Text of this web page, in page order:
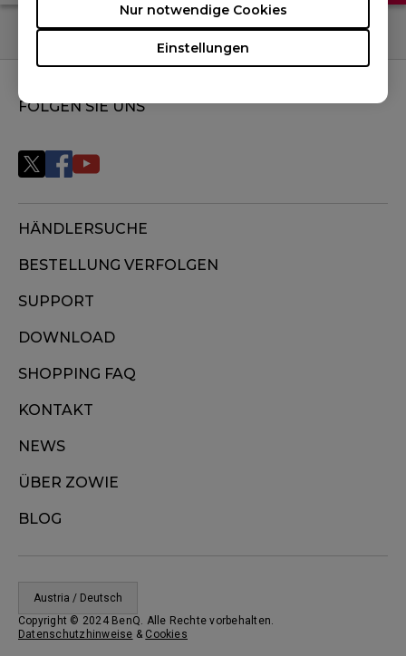
Einstellungen
Nur notwendige Cookies
FOLGEN SIE UNS
HÄNDLERSUCHE
BESTELLUNG VERFOLGEN
SUPPORT
DOWNLOAD
SHOPPING FAQ
KONTAKT
NEWS
ÜBER ZOWIE
BLOG
Austria / Deutsch
Copyright © 2024 BenQ. Alle Rechte vorbehalten.
Datenschutzhinweise & Cookies